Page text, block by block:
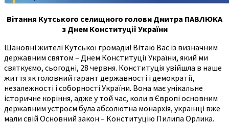
Вітання Кутського селищного голови Дмитра ПАВЛЮКА
з Днем Конституції України
Шановні жителі Кутської громади! Вітаю Вас із визначним
державним святом – Днем Конституції України, який ми
святкуємо, сьогодні, 28 червня. Конституція увійшла в наше
життя як головний гарант державності і демократії,
незалежності і соборності України. Вона має унікальне
історичне коріння, адже у той час, коли в Європі основним
державним устроєм була абсолютна монархія, українці вже
мали свій Основний закон – Конституцію Пилипа Орлика.